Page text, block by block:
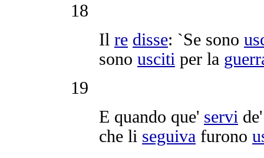
18
Il re disse: `Se sono
sono usciti per la
19
E quando que' servi
che li seguiva furono